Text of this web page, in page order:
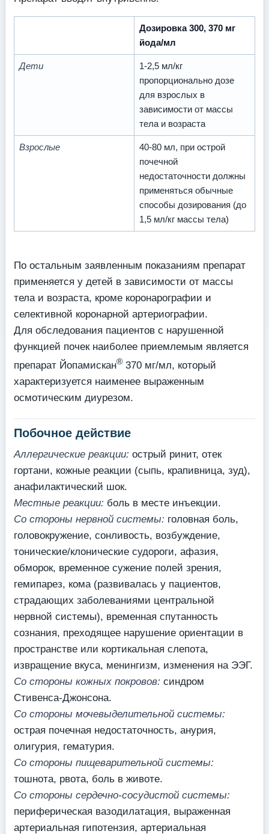
Дозировка 300, 370 мг
йода/мл
Дети
1-2,5 мл/кг
пропорционально дозе
для взрослых в
зависимости от массы
тела и возраста
Взрослые
40-80 мл, при острой
почечной
недостаточности должны
применяться обычные
способы дозирования (до
1,5 мл/кг массы тела)
По остальным заявленным показаниям препарат
применяется у детей в зависимости от массы
тела и возраста, кроме коронарографии и
селективной коронарной артериографии.
Для обследования пациентов с нарушенной
функцией почек наиболее приемлемым является
препарат Йопамискан® 370 мг/мл, который
характеризуется наименее выраженным
осмотическим диурезом.
Побочное действие
Аллергические реакции: острый ринит, отек
гортани, кожные реакции (сыпь, крапивница, зуд),
анафилактический шок.
Местные реакции: боль в месте инъекции.
Со стороны нервной системы: головная боль,
головокружение, сонливость, возбуждение,
тонические/клонические судороги, афазия,
обморок, временное сужение полей зрения,
гемипарез, кома (развивалась у пациентов,
страдающих заболеваниями центральной
нервной системы), временная спутанность
сознания, преходящее нарушение ориентации в
пространстве или кортикальная слепота,
извращение вкуса, менингизм, изменения на ЭЭГ.
Со стороны кожных покровов: синдром
Стивенса-Джонсона.
Со стороны мочевыделительной системы:
острая почечная недостаточность, анурия,
олигурия, гематурия.
Со стороны пищеварительной системы:
тошнота, рвота, боль в животе.
Со стороны сердечно-сосудистой системы:
периферическая вазодилатация, выраженная
артериальная гипотензия, артериальная